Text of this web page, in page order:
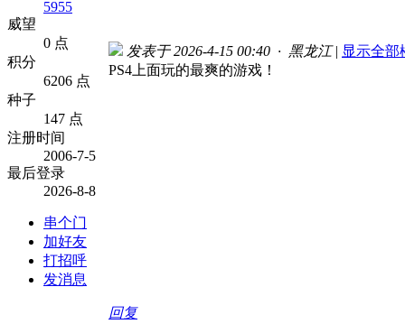
5955
威望
0 点
积分
6206 点
种子
147 点
注册时间
2006-7-5
最后登录
2026-8-8
串个门
加好友
打招呼
发消息
发表于 2026-4-15 00:40 · 黑龙江 | 显示全部
PS4上面玩的最爽的游戏！
回复